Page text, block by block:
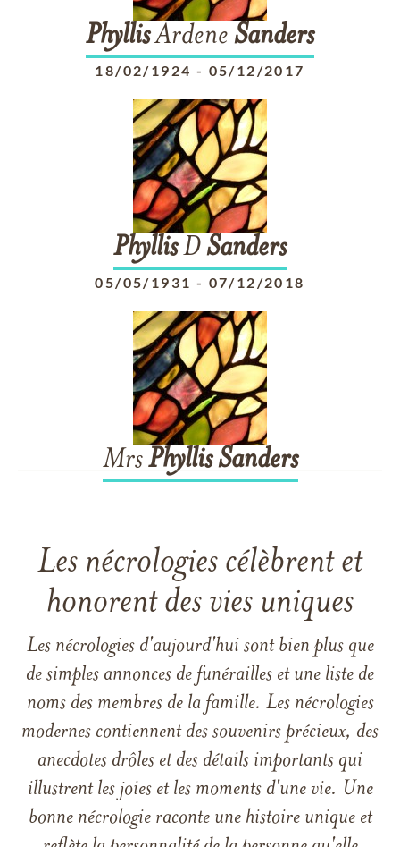
PhyllisArdene Sanders
18/02/1924 - 05/12/2017
PhyllisDSanders
05/05/1931 - 07/12/2018
MrsPhyllis Sanders
Les nécrologies célèbrent et
honorent des vies uniques
Les nécrologies d'aujourd'hui sont bien plus que
de simples annonces de funérailles et une liste de
noms des membres de la famille. Les nécrologies
modernes contiennent des souvenirs précieux, des
anecdotes drôles et des détails importants qui
illustrent les joies et les moments d'une vie. Une
bonne nécrologie raconte une histoire unique et